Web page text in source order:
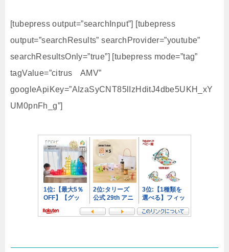
[tubepress output=”searchInput”] [tubepress
output=”searchResults” searchProvider=”youtube”
searchResultsOnly=”true”] [tubepress mode=”tag”
tagValue=”citrus AMV”
googleApiKey=”AIzaSyCNT85lIzHditJ4dbe5UKH_xY
UM0pnFh_g”]